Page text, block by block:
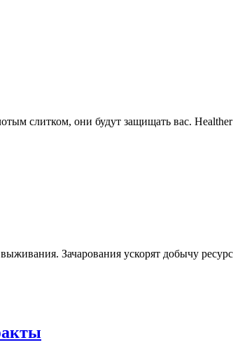
слитком, они будут защищать вас.
Зачарования ускорят добычу